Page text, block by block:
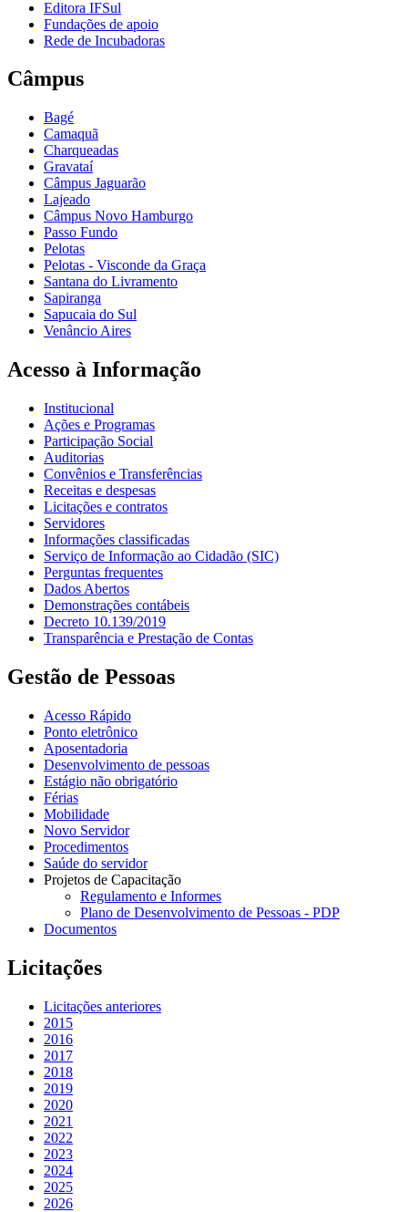
Editora IFSul
Fundações de apoio
Rede de Incubadoras
Câmpus
Bagé
Camaquã
Charqueadas
Gravataí
Câmpus Jaguarão
Lajeado
Câmpus Novo Hamburgo
Passo Fundo
Pelotas
Pelotas - Visconde da Graça
Santana do Livramento
Sapiranga
Sapucaia do Sul
Venâncio Aires
Acesso à Informação
Institucional
Ações e Programas
Participação Social
Auditorias
Convênios e Transferências
Receitas e despesas
Licitações e contratos
Servidores
Informações classificadas
Serviço de Informação ao Cidadão (SIC)
Perguntas frequentes
Dados Abertos
Demonstrações contábeis
Decreto 10.139/2019
Transparência e Prestação de Contas
Gestão de Pessoas
Acesso Rápido
Ponto eletrônico
Aposentadoria
Desenvolvimento de pessoas
Estágio não obrigatório
Férias
Mobilidade
Novo Servidor
Procedimentos
Saúde do servidor
Projetos de Capacitação
Regulamento e Informes
Plano de Desenvolvimento de Pessoas - PDP
Documentos
Licitações
Licitações anteriores
2015
2016
2017
2018
2019
2020
2021
2022
2023
2024
2025
2026